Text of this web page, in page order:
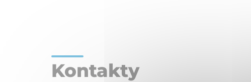
Kontakty